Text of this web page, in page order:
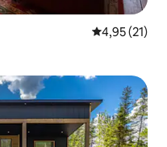
Gemiddelde
4,95 (21)